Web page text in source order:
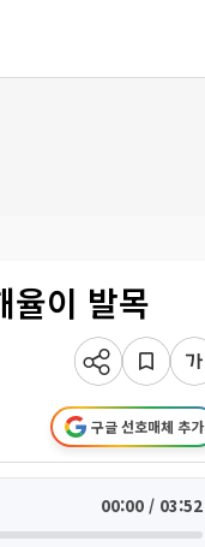
이 발목
구글 선호매체 추가
00:00 / 03:52